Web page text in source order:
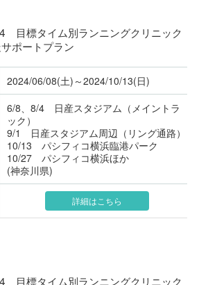
目標タイム別ランニングクリニック
ポートプラン
2024/06/08(土)～2024/10/13(日)
6/8、8/4 日産スタジアム（メイントラ
ック）
9/1 日産スタジアム周辺（リング通路）
10/13 パシフィコ横浜臨港パーク
10/27 パシフィコ横浜ほか
(神奈川県)
詳細はこちら
目標タイム別ランニングクリニック